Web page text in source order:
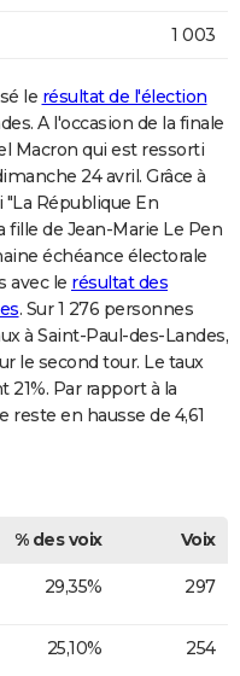
1 003
le résultat de l'élection
A l'occasion de la finale
Macron qui est ressorti
24 avril. Grâce à
"La République En
fille de Jean-Marie Le Pen
échéance électorale
avec le résultat des
. Sur 1 276 personnes
à Saint-Paul-des-Landes,
le second tour. Le taux
Par rapport à la
en hausse de 4,61
% des voix
Voix
29,35% 297
25,10% 254